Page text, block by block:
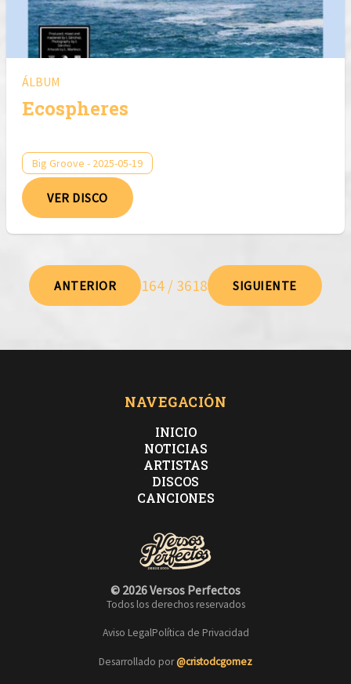
ÁLBUM
Ecospheres
Big Groove - 2025-05-19
VER DISCO
ANTERIOR 164 / 3618 SIGUIENTE
NAVEGACIÓN
INICIO
NOTICIAS
ARTISTAS
DISCOS
CANCIONES
© 2026 Versos Perfectos
Todos los derechos reservados
Aviso LegalPolítica de Privacidad
Desarrollado por@cristodcgomez